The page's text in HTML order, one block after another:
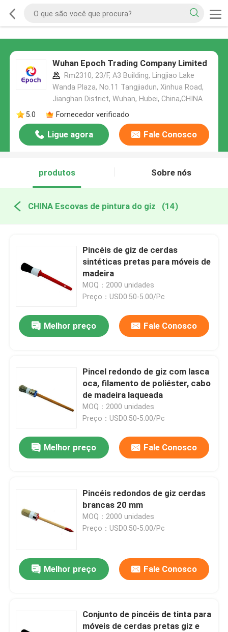
Wuhan Epoch Trading Company Limited
Rm2310, 23/F, A3 Building, Lingjiao Lake
Wanda Plaza, No.11 Tangjiadun, Xinhua Road,
Jianghan District, Wuhan, Hubei, China,CHINA
5.0
Fornecedor verificado
Ligue agora Fale Conosco
produtos Sobre nós
CHINA Escovas de pintura do giz (14)
Pincéis de giz de cerdas
sintéticas pretas para móveis de
madeira
MOQ：2000 unidades
Preço：USD0.50-5.00/Pc
Melhor preço Fale Conosco
Pincel redondo de giz com lasca
oca, filamento de poliéster, cabo
de madeira laqueada
MOQ：2000 unidades
Preço：USD0.50-5.00/Pc
Melhor preço Fale Conosco
Pincéis redondos de giz cerdas
brancas 20 mm
MOQ：2000 unidades
Preço：USD0.50-5.00/Pc
Melhor preço Fale Conosco
Conjunto de pincéis de tinta para
móveis de cerdas pretas giz e